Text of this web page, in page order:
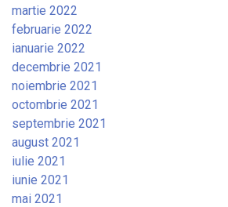
martie 2022
februarie 2022
ianuarie 2022
decembrie 2021
noiembrie 2021
octombrie 2021
septembrie 2021
august 2021
iulie 2021
iunie 2021
mai 2021